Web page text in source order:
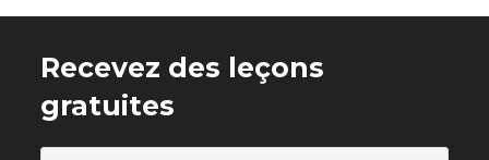
Recevez des leçons
gratuites